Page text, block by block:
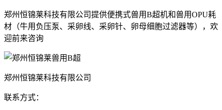
郑州恒锦莱科技有限公司提供便携式兽用B超机和兽用OPU耗
材（牛用负压泵、采卵线、采卵针、卵母细胞过滤器等），欢
迎前来咨询
郑州恒锦莱科技有限公司
联系方式：